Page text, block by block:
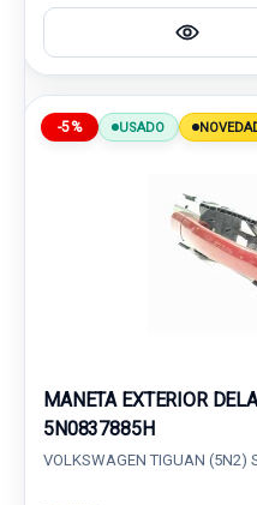
-5% USADO
MANETA EXTERIOR
5N0837885H
VOLKSWAGEN TIGUAN (5N2)